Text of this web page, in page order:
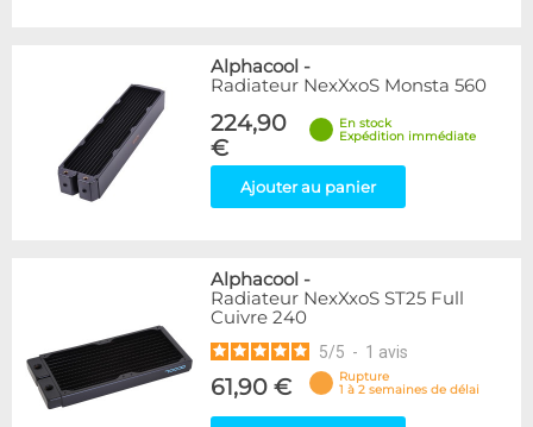
Alphacool -
Radiateur NexXxoS Monsta 560
224,90
€
En stock
Expédition immédiate
Ajouter au panier
Alphacool -
Radiateur NexXxoS ST25 Full
Cuivre 240
5/5 - 1 avis
61,90 €
Rupture
1 à 2 semaines de délai